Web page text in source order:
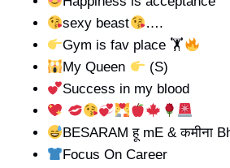
sexy beast
….
Gym is fav place 🏋
My Queen
(S)
Success in my blood
BESARAM हू mE & कमीना
Focus On Career